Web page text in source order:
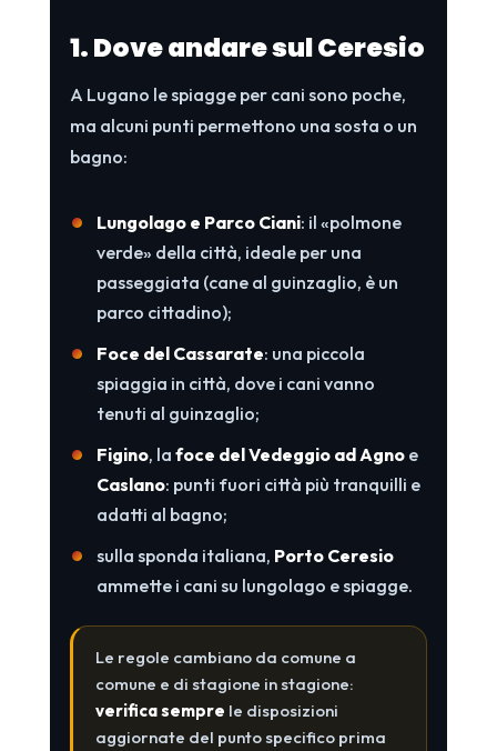
1. Dove andare sul Ceresio
A Lugano le spiagge per cani sono poche,
ma alcuni punti permettono una sosta o un
bagno:
Lungolago e Parco Ciani: il «polmone
verde» della città, ideale per una
passeggiata (cane al guinzaglio, è un
parco cittadino);
Foce del Cassarate: una piccola
spiaggia in città, dove i cani vanno
tenuti al guinzaglio;
Figino, la foce del Vedeggio ad Agnoe
Caslano: punti fuori città più tranquilli e
adatti al bagno;
sulla sponda italiana, Porto Ceresio
ammette i cani su lungolago e spiagge.
Le regole cambiano da comune a
comune e di stagione in stagione:
verifica sempre le disposizioni
aggiornate del punto specifico prima